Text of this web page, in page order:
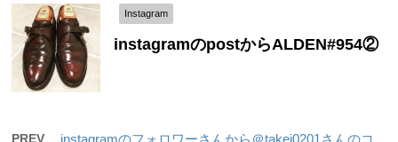
Instagram
instagramのpostからALDEN#954②
PREV
instagramのフォロワーさんから＠takei0201さんのコ